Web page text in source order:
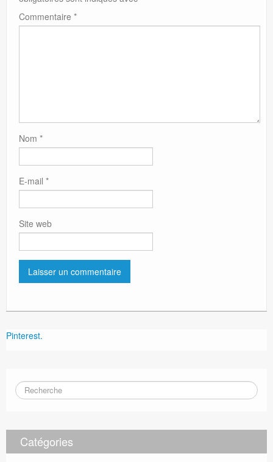
Commentaire *
Nom *
E-mail *
Site web
Pinterest.
Catégories